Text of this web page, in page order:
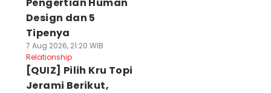
Design dan 5
Tipenya
7 Aug 2026, 21:20 WIB
Relationship
[QUIZ] Pilih Kru Topi
Jerami Berikut,